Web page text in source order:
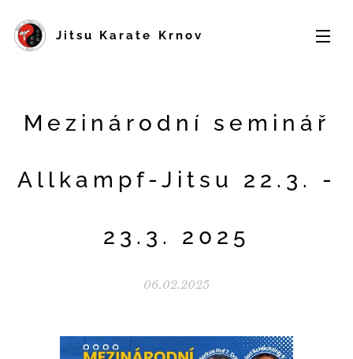
Jitsu Karate Krnov
Mezinárodní seminář
Allkampf-Jitsu 22.3. -
23.3. 2025
06.02.2025